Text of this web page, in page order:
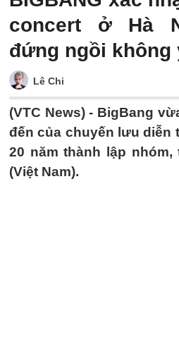
concert ở Hà
đứng ngồi không
Lê Chi
(VTC News) - BigBang
đến của chuyến lưu diễn
20 năm thành lập
(Việt Nam).